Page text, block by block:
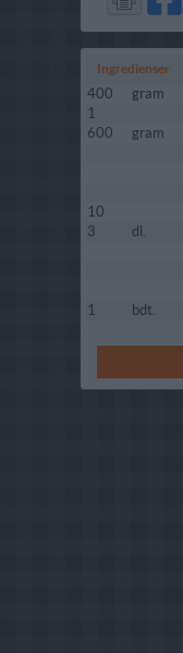
på
Ingredienser
400 gram
1
600
gram
10
3
dl.
1 bdt.